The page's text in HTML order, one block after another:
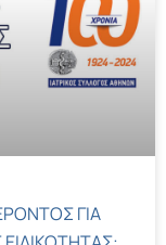
ΓΙΑ